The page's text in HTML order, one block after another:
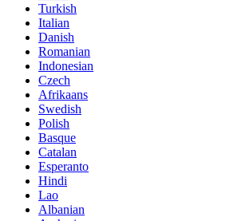
Turkish
Italian
Danish
Romanian
Indonesian
Czech
Afrikaans
Swedish
Polish
Basque
Catalan
Esperanto
Hindi
Lao
Albanian